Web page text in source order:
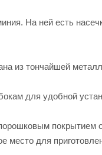
На ней есть
из тончайшей
для удобной
покрытием
место для